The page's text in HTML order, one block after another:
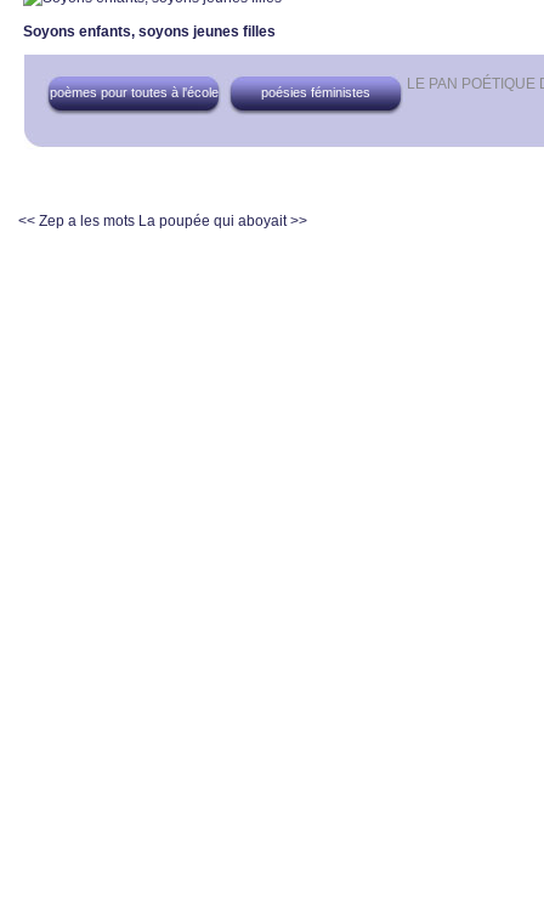
Soyons enfants, soyons jeunes filles
LE PAN
poèmes pour toutes à l'école poésies féministes
<< Zep a les mots La poupée qui aboyait >>